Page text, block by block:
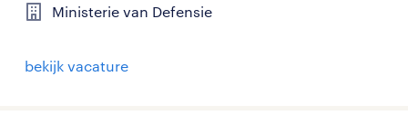
Ministerie van Defensie
bekijk vacature